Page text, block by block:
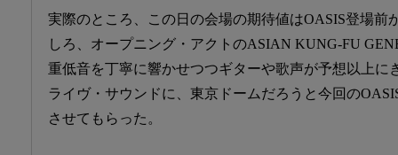
実際のところ、この日の会場の期待値はOASIS登場前
しろ、オープニング・アクトのASIAN KUNG-FU
重低音を丁寧に響かせつつギターや歌声が予想以上に
ライヴ・サウンドに、東京ドームだろうと今回の
させてもらった。